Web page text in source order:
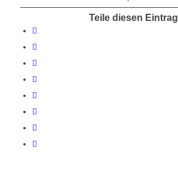
Teile diesen Eintrag